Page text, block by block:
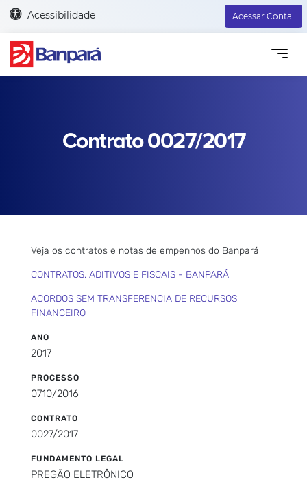
Acessibilidade Acessar Conta
Contrato 0027/2017
Veja os contratos e notas de empenhos do Banpará
CONTRATOS, ADITIVOS E FISCAIS - BANPARÁ
ACORDOS SEM TRANSFERENCIA DE RECURSOS
FINANCEIRO
ANO
2017
PROCESSO
0710/2016
CONTRATO
0027/2017
FUNDAMENTO LEGAL
PREGÃO ELETRÔNICO